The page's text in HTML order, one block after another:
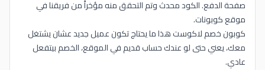
صفحة الدفع. الكود محدث وتم التحقق منه مؤخراً من فريقنا في
موقع كوبونات.
كوبون خصم لاكوست هذا ما يحتاج تكون عميل جديد عشان يشتغل
معك، يعني حتى لو عندك حساب قديم في الموقع، الخصم بيتفعل
عادي.